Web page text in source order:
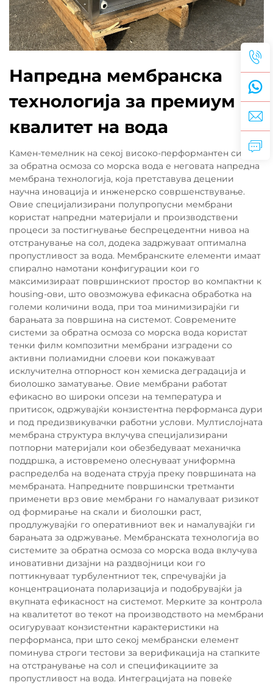
Напредна мембранска
технологија за премиум
квалитет на вода
Камен-темелник на секој високо-перформантен систем
за обратна осмоза со морска вода е неговата напредна
мембрана технологија, која претставува децении
научна иновација и инженерско совршенствување.
Овие специјализирани полупропусни мембрани
користат напредни материјали и производствени
процеси за постигнување беспрецедентни нивоа на
отстранување на сол, додека задржуваат оптимална
пропустливост за вода. Мембранските елементи имаат
спирално намотани конфигурации кои го
максимизираат површинскиот простор во компактни к
housing-ови, што овозможува ефикасна обработка на
големи количини вода, при тоа минимизирајќи ги
барањата за површина на системот. Современите
системи за обратна осмоза со морска вода користат
тенки филм композитни мембрани изградени со
активни полиамидни слоеви кои покажуваат
исклучителна отпорност кон хемиска деградација и
биолошко заматување. Овие мембрани работат
ефикасно во широки опсези на температура и
притисок, одржувајќи конзистентна перформанса дури
и под предизвикувачки работни услови. Мултислојната
мембрана структура вклучува специјализирани
потпорни материјали кои обезбедуваат механичка
поддршка, а истовремено олеснуваат униформна
распределба на водената струја преку површината на
мембраната. Напредните површински третманти
применети врз овие мембрани го намалуваат ризикот
од формирање на скали и биолошки раст,
продлужувајќи го оперативниот век и намалувајќи ги
барањата за одржување. Мембранската технологија во
системите за обратна осмоза со морска вода вклучува
иновативни дизајни на раздвојници кои го
поттикнуваат турбулентниот тек, спречувајќи ја
концентрационата поларизација и подобрувајќи ја
вкупната ефикасност на системот. Мерките за контрола
на квалитетот во текот на производството на мембрани
осигуруваат конзистентни карактеристики на
перформанса, при што секој мембрански елемент
поминува строги тестови за верификација на стапките
на отстранување на сол и спецификациите за
пропустливост на вода. Интеграцијата на повеќе